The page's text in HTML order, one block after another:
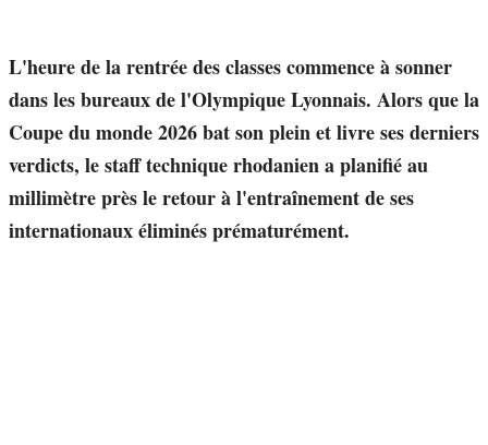
L'heure de la rentrée des classes commence à sonner
dans les bureaux de l'Olympique Lyonnais. Alors que la
Coupe du monde 2026 bat son plein et livre ses derniers
verdicts, le staff technique rhodanien a planifié au
millimètre près le retour à l'entraînement de ses
internationaux éliminés prématurément.